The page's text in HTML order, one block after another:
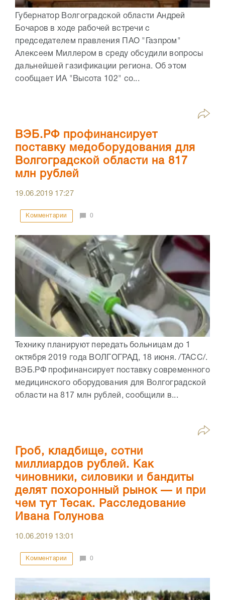
Губернатор Волгоградской области Андрей
Бочаров в ходе рабочей встречи с
председателем правления ПАО "Газпром"
Алексеем Миллером в среду обсудили вопросы
дальнейшей газификации региона. Об этом
сообщает ИА "Высота 102" со...
ВЭБ.РФ профинансирует
поставку медоборудования для
Волгоградской области на 817
млн рублей
19.06.2019 17:27
Комментарии 0
Технику планируют передать больницам до 1
октября 2019 года ВОЛГОГРАД, 18 июня. /ТАСС/.
ВЭБ.РФ профинансирует поставку современного
медицинского оборудования для Волгоградской
области на 817 млн рублей, сообщили в...
Гроб, кладбище, сотни
миллиардов рублей. Как
чиновники, силовики и бандиты
делят похоронный рынок — и при
чем тут Тесак. Расследование
Ивана Голунова
10.06.2019 13:01
Комментарии 0